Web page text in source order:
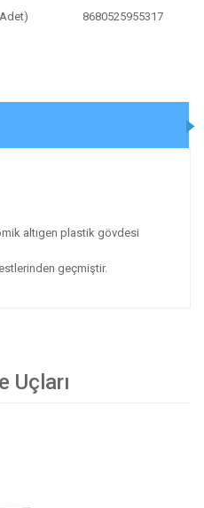
8680525955317
altıgen plastik gövdesi
geçmiştir.
Uçları